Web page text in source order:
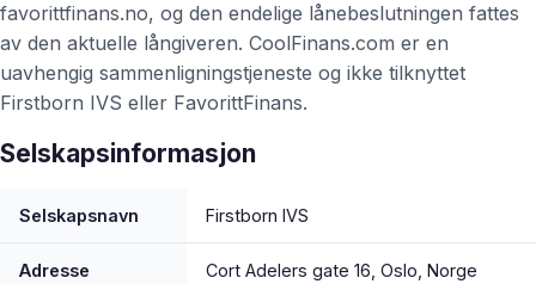
favorittfinans.no, og den endelige lånebeslutningen fattes
av den aktuelle långiveren. CoolFinans.com er en
uavhengig sammenligningstjeneste og ikke tilknyttet
Firstborn IVS eller FavorittFinans.
Selskapsinformasjon
Selskapsnavn Firstborn IVS
Adresse Cort Adelers gate 16, Oslo, Norge